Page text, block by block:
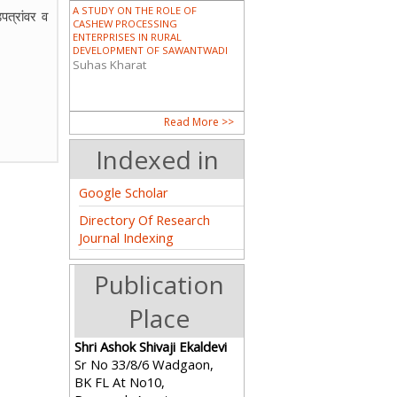
व
A STUDY ON THE ROLE OF
CASHEW PROCESSING
ENTERPRISES IN RURAL
DEVELOPMENT OF SAWANTWADI
Suhas Kharat
DALIT AND SCHEDULED TRIBE
WOMEN IN INDIA
Dr. Sunita Pandro
PIONEERING WOMEN IN MODERN
ASSAM: A HISTORICAL ANALYSIS
OF THE CONTRIBUTIONS OF
AMALPRAVA DAS
Guptajit Pathak
भारताच्या निर्मितीमध्ये आणि कोकण पर्यटनात
महिलांचे योगदान (महाराष्ट्र विशेष संदर्भ)
Mr. Satyajit R. Raje
Read More >>
Indexed in
Google Scholar
Directory Of Research
Journal Indexing
Publication
Place
Shri Ashok Shivaji Ekaldevi
Sr No 33/8/6 Wadgaon,
BK FL At No10,